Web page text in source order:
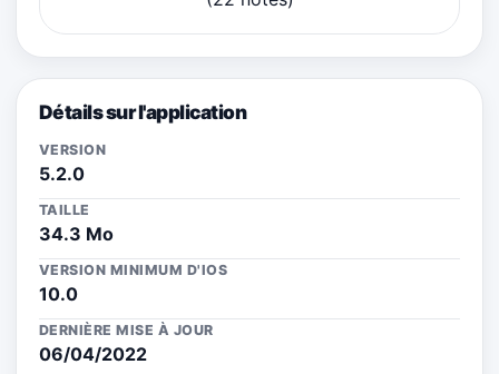
Détails sur l'application
VERSION
5.2.0
TAILLE
34.3 Mo
VERSION MINIMUM D'IOS
10.0
DERNIÈRE MISE À JOUR
06/04/2022